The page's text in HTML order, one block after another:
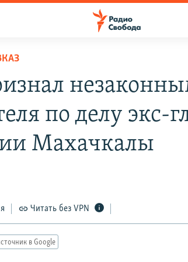
по делу экс-
Махачкалы
Читать без VPN
в Google